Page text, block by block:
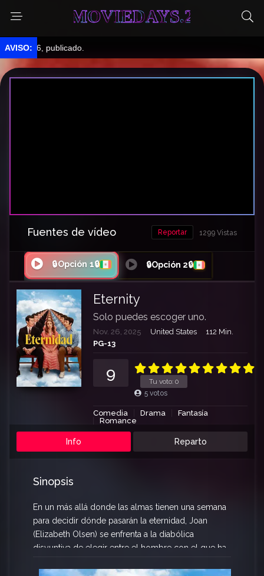
MOVIEDAYS.2
6, publicado.
Fuentes de vídeo 1299 Vistas
Reportar
🔒Opción 1🔒 🔒Opción 2🔒
Eternity
Solo puedes escoger uno.
Nov. 26, 2025 United States
112 Min.
PG-13
Tu voto: 0
9
5 votos
Comedia Drama
Fantasía
Romance
Info Reparto
Sinopsis
En un más allá donde las almas tienen una semana
para decidir dónde pasarán la eternidad, Joan
(Elizabeth Olsen) se enfrenta a la diabólica
disyuntiva de elegir entre el hombre con el que ha